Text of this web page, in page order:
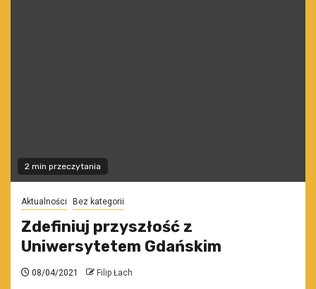
2 min przeczytania
Aktualności Bez kategorii
Zdefiniuj przyszłość z
Uniwersytetem Gdańskim
08/04/2021 Filip Łach